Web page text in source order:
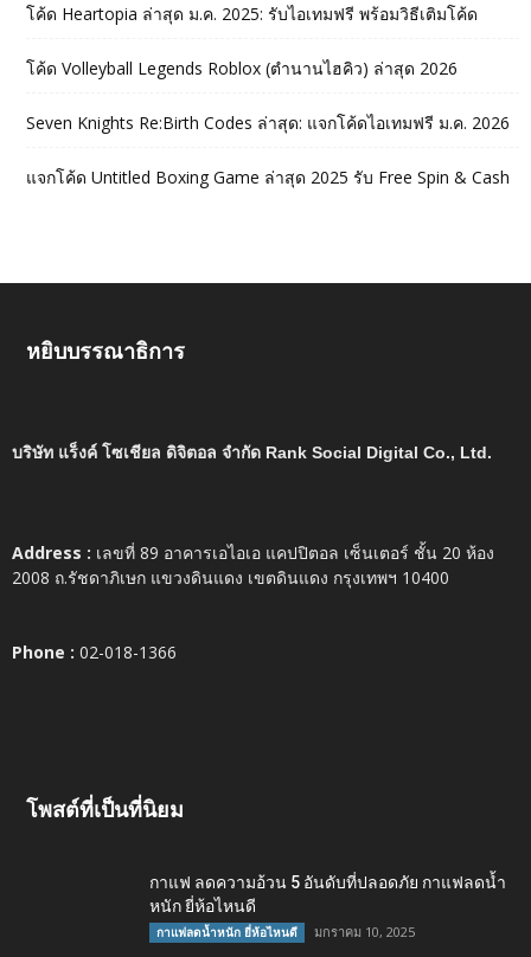
โค้ด Heartopia ล่าสุด ม.ค. 2025: รับไอเทมฟรี พร้อมวิธีเติมโค้ด
โค้ด Volleyball Legends Roblox (ตำนานไฮคิว) ล่าสุด 2026
Seven Knights Re:Birth Codes ล่าสุด: แจกโค้ดไอเทมฟรี ม.ค. 2026
แจกโค้ด Untitled Boxing Game ล่าสุด 2025 รับ Free Spin & Cash
หยิบบรรณาธิการ
บริษัท แร็งค์ โซเชียล ดิจิตอล จำกัด Rank Social Digital Co., Ltd.
Address : เลขที่ 89 อาคารเอไอเอ แคปปิตอล เซ็นเตอร์ ชั้น 20 ห้อง
2008 ถ.รัชดาภิเษก แขวงดินแดง เขตดินแดง กรุงเทพฯ 10400
Phone : 02-018-1366
โพสต์ที่เป็นที่นิยม
กาแฟ ลดความอ้วน 5 อันดับที่ปลอดภัย กาแฟลดน้ำ
หนัก ยี่ห้อไหนดี
กาแฟลดน้ำหนัก ยี่ห้อไหนดี มกราคม 10, 2025